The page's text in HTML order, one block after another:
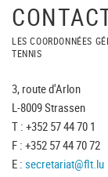
LES COORDONNÉES
TENNIS
3, route d'Arlon
L-8009 Strassen
T : +352 57 44 70 1
F : +352 57 44 70 72
E : secretariat@flt.lu